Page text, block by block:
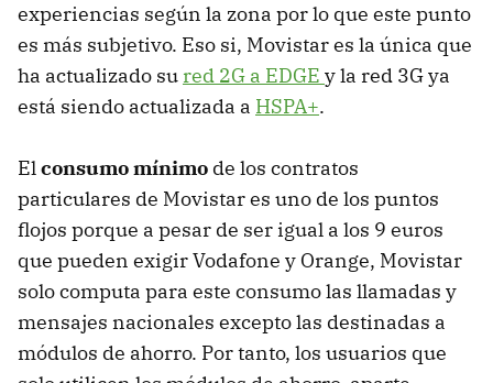
experiencias según la zona por lo que este punto
es más subjetivo. Eso si, Movistar es la única que
ha actualizado su red 2G a EDGE y la red 3G ya
está siendo actualizada a HSPA+.
Elconsumo mínimo de los contratos
particulares de Movistar es uno de los puntos
flojos porque a pesar de ser igual a los 9 euros
que pueden exigir Vodafone y Orange, Movistar
solo computa para este consumo las llamadas y
mensajes nacionales excepto las destinadas a
módulos de ahorro. Por tanto, los usuarios que